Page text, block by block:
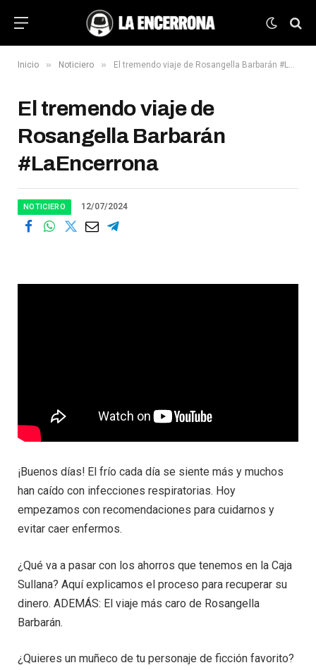
Inicio » Noticiero » El tremendo viaje de Rosangella Barbarán #LaEncerrona
El tremendo viaje de
Rosangella Barbarán
#LaEncerrona
NOTICIERO 12/07/2024
¡Buenos días! El frío cada día se siente más y muchos
han caído con infecciones respiratorias. Hoy
empezamos con recomendaciones para cuidarnos y
evitar caer enfermos.
¿Qué va a pasar con los ahorros que tenemos en la Caja
Sullana? Aquí explicamos el proceso para recuperar su
dinero. ADEMÁS: El viaje más caro de Rosangella
Barbarán.
¿Quieres un muñeco de tu personaje de ficción favorito?